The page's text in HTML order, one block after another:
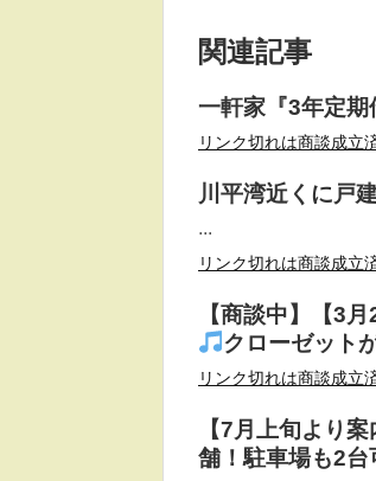
関連記事
一軒家『3年定期
リンク切れは商談成立
川平湾近くに戸
...
リンク切れは商談成立
【商談中】【3
クローゼット
リンク切れは商談成立
【7月上旬より
舗！駐車場も2台